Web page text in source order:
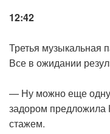
12:42
Третья музыкальная
Все в ожидании
— Ну можно еще
задором предложила
стажем.